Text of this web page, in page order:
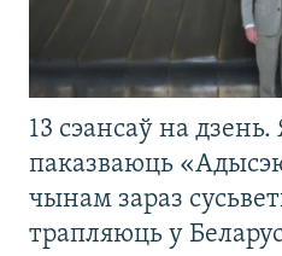
13 сэансаў на
паказваюць
чынам зараз
трапляюць у